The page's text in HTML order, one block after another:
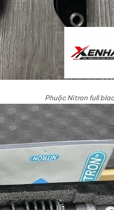
Phuộc Nitron full